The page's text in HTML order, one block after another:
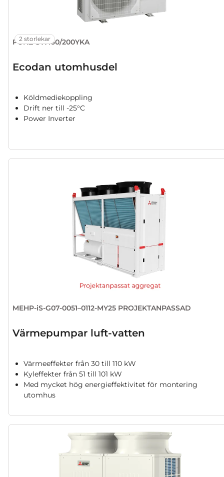
2 storlekar
PUHZ-SW160/200YKA
Ecodan utomhusdel
Köldmediekoppling
Drift ner till -25°C
Power Inverter
MEHP-iS-G07-0051–0112-MY25 PROJEKTANPASSAD
Värmepumpar luft-vatten
Värmeeffekter från 30 till 110 kW
Kyleffekter från 51 till 101 kW
Med mycket hög energieffektivitet för montering
utomhus